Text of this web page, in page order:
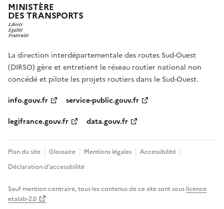
MINISTÈRE
DES TRANSPORTS
La direction interdépartementale des routes Sud-Ouest
(DIRSO) gère et entretient le réseau routier national non
concédé et pilote les projets routiers dans le Sud-Ouest.
info.gouv.fr
service-public.gouv.fr
legifrance.gouv.fr
data.gouv.fr
Plan du site Glossaire Mentions légales
Accessibilité
Déclaration d’accessibilité
Sauf mention contraire, tous les contenus de ce site sont sous licence
etalab-2.0